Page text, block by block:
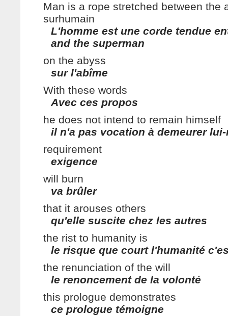
Man is a rope stretched between the
surhumain
L'homme est une corde tendue
and the superman
on the abyss
sur l'abîme
With these words
Avec ces propos
he does not intend to remain himself
il n'a pas vocation à demeurer lui-
requirement
exigence
will burn
va brûler
that it arouses others
qu'elle suscite chez les autres
the rist to humanity is
le risque que court l'humanité
the renunciation of the will
le renoncement de la volonté
this prologue demonstrates
ce prologue témoigne